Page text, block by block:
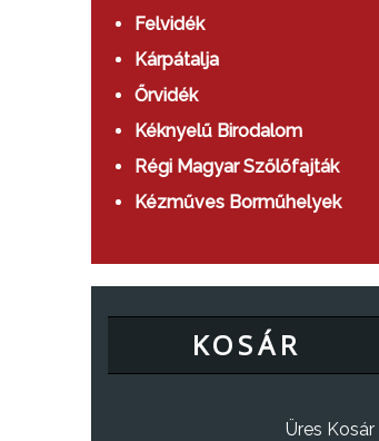
Felvidék
Kárpátalja
Őrvidék
Kéknyelű Birodalom
Régi Magyar Szőlőfajták
Kézműves Borműhelyek
KOSÁR
Üres Kosár